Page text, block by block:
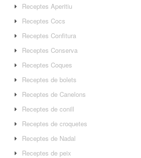
Receptes Aperitiu
Receptes Cocs
Receptes Confitura
Receptes Conserva
Receptes Coques
Receptes de bolets
Receptes de Canelons
Receptes de conill
Receptes de croquetes
Receptes de Nadal
Receptes de peix